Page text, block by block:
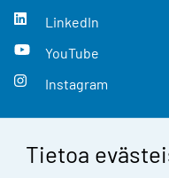
Tietoa
LinkedIn
YouTube
Instagram
Yhteystiedot